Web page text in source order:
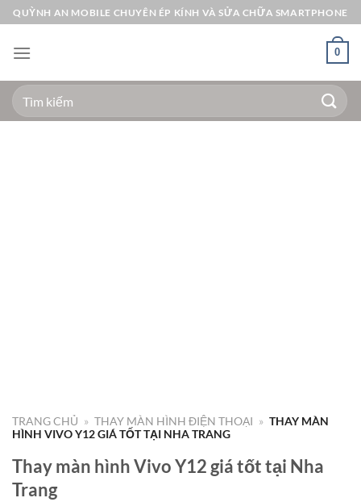
Bỏ
qua
nội
QUỲNH AN MOBILE CHUYÊN ÉP KÍNH VÀ SỬA CHỮA SMARTPHONE
0
Tìm
kiếm:
TRANG CHỦ » THAY MÀN HÌNH ĐIỆN THOẠI » THAY MÀN
HÌNH VIVO Y12 GIÁ TỐT TẠI NHA TRANG
Thay màn hình Vivo Y12 giá tốt tại Nha
Trang